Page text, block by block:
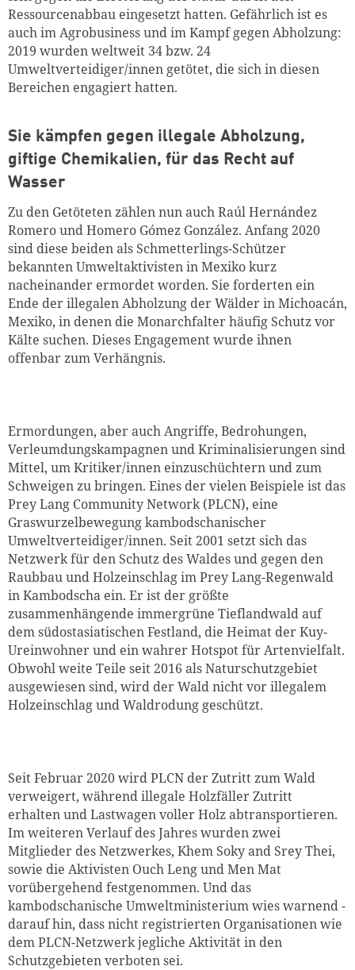
Ressourcenabbau eingesetzt hatten. Gefährlich ist es
auch im Agrobusiness und im Kampf gegen Abholzung:
2019 wurden weltweit 34 bzw. 24
Umweltverteidiger/innen getötet, die sich in diesen
Bereichen engagiert hatten.
Sie kämpfen gegen illegale Abholzung,
giftige Chemikalien, für das Recht auf
Wasser
Zu den Getöteten zählen nun auch Raúl Hernández
Romero und Homero­ Gómez González. Anfang 2020
sind diese beiden als Schmetterlings-­Schützer
bekannten Umweltaktivisten in Mexiko kurz
nacheinander ermordet worden. Sie forderten ein
Ende der ­illegalen Abholzung der Wälder in Michoacán,
Mexiko, in denen die Monarchfalter häufig Schutz vor
Kälte suchen. Dieses Engagement wurde ihnen
offenbar zum Verhängnis.
Ermordungen, aber auch Angriffe, Bedrohungen,
Verleumdungskampagnen und Kriminalisierungen sind
Mittel, um Kritiker/innen einzuschüchtern und zum
Schweigen zu bringen. ­Eines der vielen Beispiele ist das
Prey Lang Community Network (PLCN), eine
Graswurzelbewegung kambodschanischer
Umweltverteidiger/innen. Seit 2001 setzt sich das
Netzwerk für den Schutz des ­Waldes und gegen den
Raubbau und Holzeinschlag im Prey Lang-Regenwald
in Kambodscha ein. Er ist der größte
zusammenhängende immer­grüne Tieflandwald auf
dem südostasiatischen Festland, die Heimat der Kuy-
Ureinwohner und ein wahrer Hotspot für Artenvielfalt.
Obwohl weite Teile seit 2016 als Naturschutzgebiet
ausgewiesen sind, wird der Wald nicht vor illegalem
Holzeinschlag und Waldrodung geschützt.
Seit Februar 2020 wird PLCN der Zutritt zum Wald
verweigert, während illegale Holzfäller Zutritt
erhalten und Lastwagen voller Holz abtransportieren.
Im weiteren Verlauf des Jahres wurden zwei
Mitglieder des Netzwerkes, Khem Soky and Srey Thei,
sowie die Aktivisten Ouch Leng und Men Mat
vorübergehend festgenommen. Und das
kambodschanische Umweltministerium wies warnend ­
darauf hin, dass nicht registrierten Organisationen wie
dem PLCN-Netzwerk jegliche Aktivität in den
Schutzgebieten verboten sei.